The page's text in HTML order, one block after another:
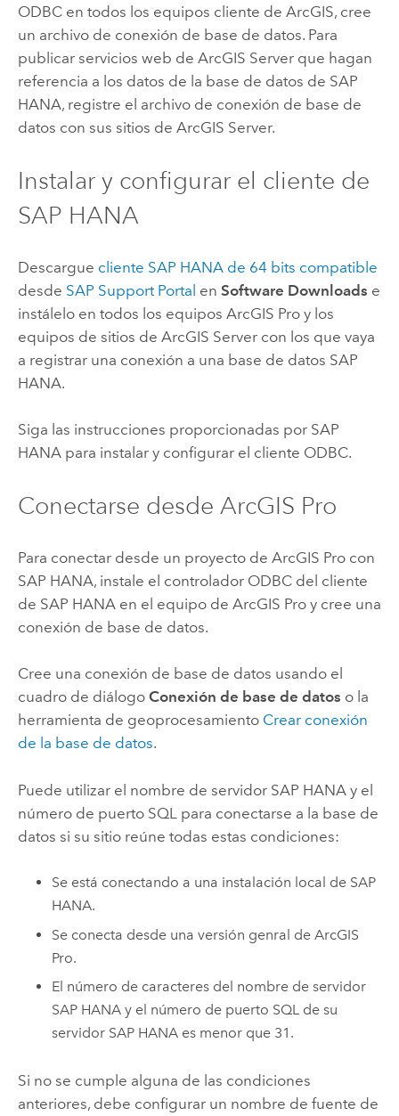
ODBC en todos los equipos cliente de ArcGIS, cree
un archivo de conexión de base de datos. Para
publicar servicios web de ArcGIS Serverque hagan
referencia a los datos de la base de datos de SAP
HANA, registre el archivo de conexión de base de
datos con sus sitios de ArcGIS Server.
Instalar y configurar el cliente de
SAP HANA
Descargue cliente SAP HANAde 64 bits compatible
desde SAP Support Portal en Software Downloads e
instálelo en todos los equipos ArcGIS Proy los
equipos de sitios de ArcGIS Servercon los que vaya
a registrar una conexión a una base de datos SAP
HANA.
Siga las instrucciones proporcionadas por SAP
HANApara instalar y configurar el cliente ODBC.
Conectarse desde ArcGIS Pro
Para conectar desde un proyecto de ArcGIS Procon
SAP HANA, instale el controlador ODBC del cliente
de SAP HANAen el equipo de ArcGIS Proy cree una
conexión de base de datos.
Cree una conexión de base de datos usando el
cuadro de diálogo Conexión de base de datos o la
herramienta de geoprocesamiento Crear conexión
de la base de datos.
Puede utilizar el nombre de servidor SAP HANA y el
número de puerto SQL para conectarse a la base de
datos si su sitio reúne todas estas condiciones:
Se está conectando a una instalación local de SAP
HANA.
Se conecta desde una versión genral deArcGIS
Pro.
El número de caracteres del nombre de servidor
SAP HANA y el número de puerto SQL de su
servidor SAP HANA es menor que 31.
Si no se cumple alguna de las condiciones
anteriores, debe configurar un nombre de fuente de